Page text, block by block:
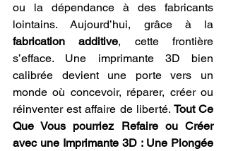
ou la dépendance à des fabricants
fabrication additive, cette frontière
s’efface. Une imprimante 3D bien
calibrée devient une porte vers un
monde où concevoir, réparer, créer ou
réinventer est affaire de liberté. Tout Ce
Que Vous pourriez Refaire ou Créer
avec une Imprimante 3D : Une Plongée